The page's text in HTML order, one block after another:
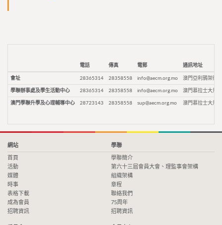
電話 傳真 電郵 通訊地址
會址 28365314 28358558 info@aecm.org.mo 澳門亞利鴉架街9
學聯辦事處及學生活動中心 28365314 28358558 info@aecm.org.mo 澳門慕拉士大馬
澳門學聯升學及心理輔導中心 28723143 28358558 sup@aecm.org.mo 澳門慕拉士大馬
網站
首頁
活動
媒體
時事
表格下載
成為會員
招聘資訊
學聯
學聯簡介
第六十三屆會員大會、理監事會架構
組織架構
章程
聯絡我們
75周年
招聘資訊